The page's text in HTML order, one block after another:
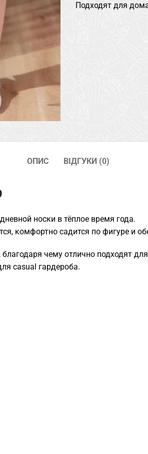
Подходят для
ОПИС ВІДГУКИ (0)
носки в тёплое время года.
комфортно садится по фигуре и
чему отлично подходят
casual гардероба.